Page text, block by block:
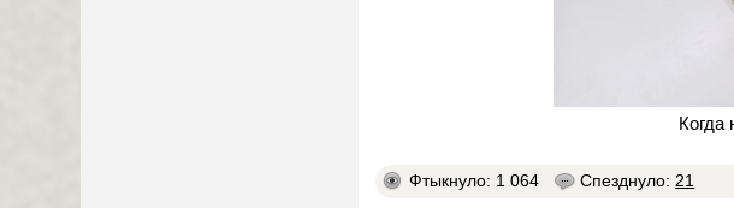
Когда
Фтыкнуло: 1 064 Спезднуло:21